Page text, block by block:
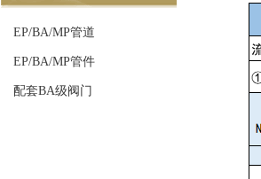
EP/BA/MP管道
EP/BA/MP管件
配套BA级阀门